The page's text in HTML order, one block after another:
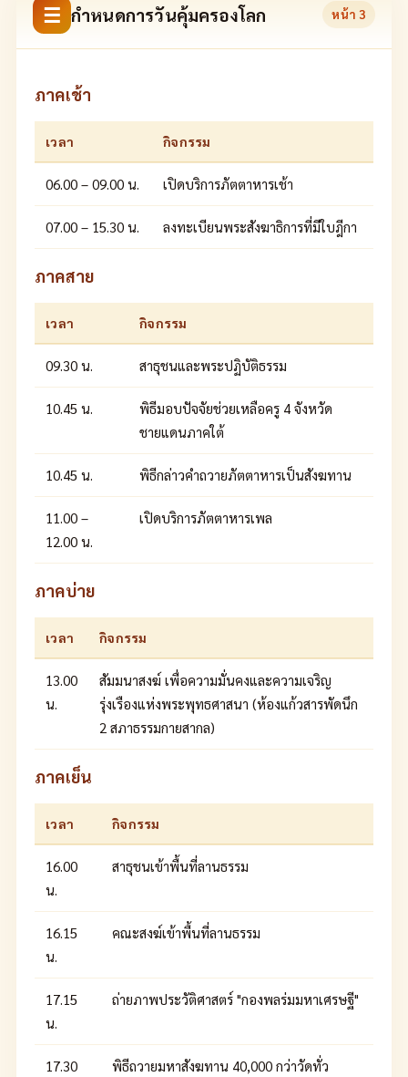
☰ กำหนดการวันคุ้มครองโลก หน้า 3
ภาคเช้า
เวลา กิจกรรม
06.00 – 09.00 น. เปิดบริการภัตตาหารเช้า
07.00 – 15.30 น. ลงทะเบียนพระสังฆาธิการที่มีใบฎีกา
ภาคสาย
เวลา กิจกรรม
09.30 น. สาธุชนและพระปฏิบัติธรรม
10.45 น.
พิธีมอบปัจจัยช่วยเหลือครู 4 จังหวัด
ชายแดนภาคใต้
10.45 น. พิธีกล่าวคำถวายภัตตาหารเป็นสังฆทาน
11.00 –
12.00 น.
เปิดบริการภัตตาหารเพล
ภาคบ่าย
เวลา กิจกรรม
13.00
น.
สัมมนาสงฆ์ เพื่อความมั่นคงและความเจริญ
รุ่งเรืองแห่งพระพุทธศาสนา (ห้องแก้วสารพัดนึก
2 สภาธรรมกายสากล)
ภาคเย็น
เวลา กิจกรรม
16.00
น.
สาธุชนเข้าพื้นที่ลานธรรม
16.15
น.
คณะสงฆ์เข้าพื้นที่ลานธรรม
17.15
น.
ถ่ายภาพประวัติศาสตร์ "กองพลร่มมหาเศรษฐี"
17.30 พิธีถวายมหาสังฆทาน 40,000 กว่าวัดทั่ว